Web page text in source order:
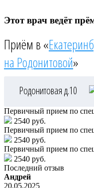
Этот врач ведёт
Приём в «
на Родонитовой»
Родонитовая д.10
Первичный прием по
2540 руб.
Первичный прием по
2540 руб.
Первичный прием по
2540 руб.
Последний отзыв
Андрей
20.05.2025